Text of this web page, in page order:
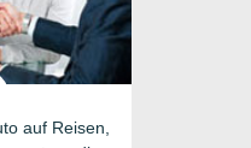
auf Reisen,